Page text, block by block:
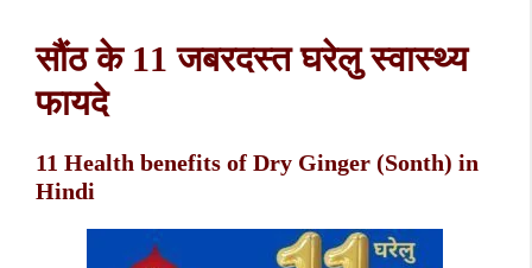
सौंठ के 11 जबरदस्त घरेलु स्वास्थ्य
फायदे
11 Health benefits of Dry Ginger (Sonth) in
Hindi